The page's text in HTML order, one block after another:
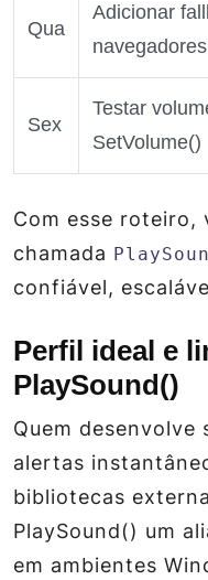
Qua
Adicionar
Sex
Testar
SetVolume()
Com esse roteiro,
chamada
confiável,
Perfil ideal e
PlaySound()
Quem desenvolve
alertas
bibliotecas
PlaySound() um
em ambientes